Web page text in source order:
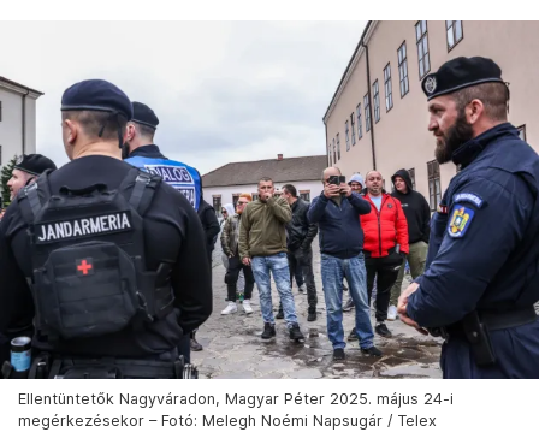
Ellentüntetők Nagyváradon, Magyar Péter 2025. május 24-i
megérkezésekor – Fotó: Melegh Noémi Napsugár / Telex